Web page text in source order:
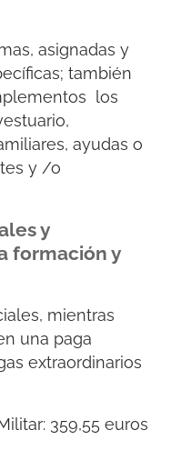
asignadas y
también
los
ayudas o
y /o
y
formación y
mientras
una paga
extraordinarios
359,55 euros